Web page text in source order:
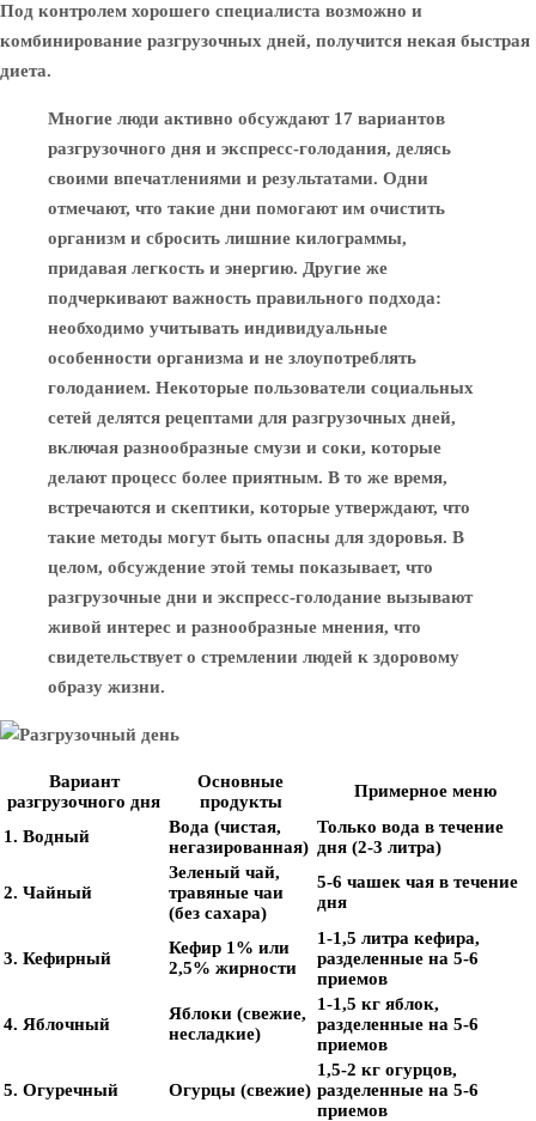
Под контролем хорошего специалиста возможно и
комбинирование разгрузочных дней, получится некая быстрая
диета.
Многие люди активно обсуждают 17 вариантов
разгрузочного дня и экспресс-голодания, делясь
своими впечатлениями и результатами. Одни
отмечают, что такие дни помогают им очистить
организм и сбросить лишние килограммы,
придавая легкость и энергию. Другие же
подчеркивают важность правильного подхода:
необходимо учитывать индивидуальные
особенности организма и не злоупотреблять
голоданием. Некоторые пользователи социальных
сетей делятся рецептами для разгрузочных дней,
включая разнообразные смузи и соки, которые
делают процесс более приятным. В то же время,
встречаются и скептики, которые утверждают, что
такие методы могут быть опасны для здоровья. В
целом, обсуждение этой темы показывает, что
разгрузочные дни и экспресс-голодание вызывают
живой интерес и разнообразные мнения, что
свидетельствует о стремлении людей к здоровому
образу жизни.
Вариант
разгрузочного дня
Основные
продукты
Примерное меню
1. Водный
Вода (чистая,
негазированная)
Только вода в течение
дня (2-3 литра)
2. Чайный
Зеленый чай,
травяные чаи
(без сахара)
5-6 чашек чая в течение
дня
3. Кефирный
Кефир 1% или
2,5% жирности
1-1,5 литра кефира,
разделенные на 5-6
приемов
4. Яблочный
Яблоки (свежие,
несладкие)
1-1,5 кг яблок,
разделенные на 5-6
приемов
5. Огуречный Огурцы (свежие)
1,5-2 кг огурцов,
разделенные на 5-6
приемов